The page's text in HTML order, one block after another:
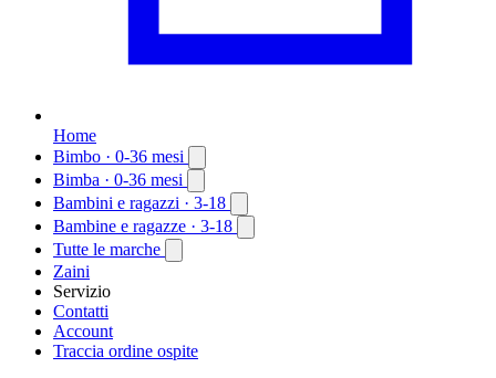
Home
Bimbo · 0-36 mesi
Bimba · 0-36 mesi
Bambini e ragazzi · 3-18
Bambine e ragazze · 3-18
Tutte le marche
Zaini
Servizio
Contatti
Account
Traccia ordine ospite